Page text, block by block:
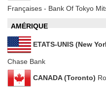
Françaises ‐ Bank Of Tokyo
AMÉRIQUE
ETATS‐UNIS (New
Chase Bank
CANADA (Toronto)